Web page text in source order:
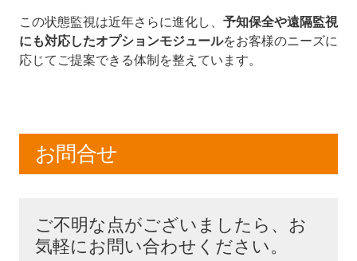
この状態監視は近年さらに進化し、 予知保全や遠隔監視
にも対応したオプションモジュールをお客様のニーズに
応じてご提案できる体制を整えています。
お問合せ
ご不明な点がございましたら、お
気軽にお問い合わせください。